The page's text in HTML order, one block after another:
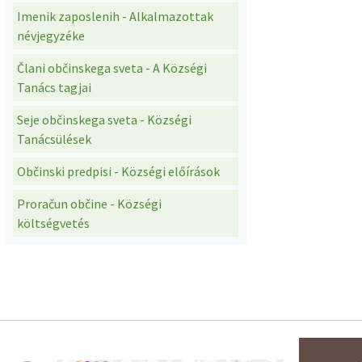
Imenik zaposlenih - Alkalmazottak
névjegyzéke
Člani občinskega sveta - A Községi
Tanács tagjai
Seje občinskega sveta - Községi
Tanácsülések
Občinski predpisi - Községi előírások
Proračun občine - Községi
költségvetés